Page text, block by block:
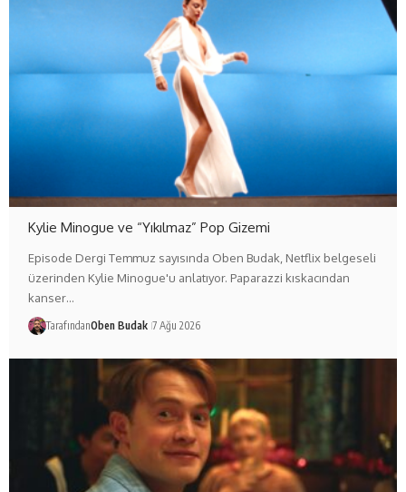
Kylie Minogue ve “Yıkılmaz” Pop Gizemi
Episode Dergi Temmuz sayısında Oben Budak, Netflix belgeseli
üzerinden Kylie Minogue'u anlatıyor. Paparazzi kıskacından
kanser…
TarafındanOben Budak 7 Ağu 2026